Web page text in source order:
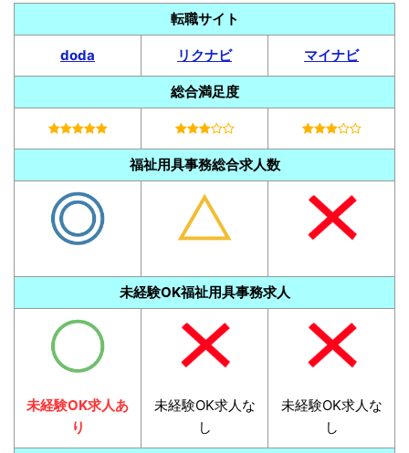
転職サイト
doda リクナビ マイナビ
総合満足度
福祉用具事務総合求人数
未経験OK福祉用具事務求人
未経験OK求人あ
り
未経験OK求人な
し
未経験OK求人な
し